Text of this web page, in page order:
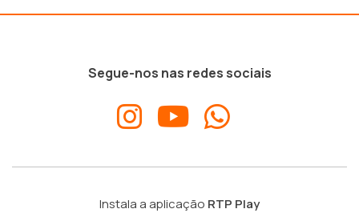
Segue-nos nas redes sociais
Instala a aplicação RTP Play